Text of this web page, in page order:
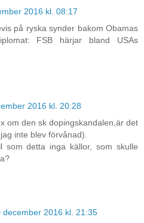
2016 kl. 08:17
på ryska synder bakom Obamas
FSB härjar bland USAs
2016 kl. 20:28
om den sk dopingskandalen,är det
inte blev förvånad).
som detta inga källor, som skulle
december 2016 kl. 21:35